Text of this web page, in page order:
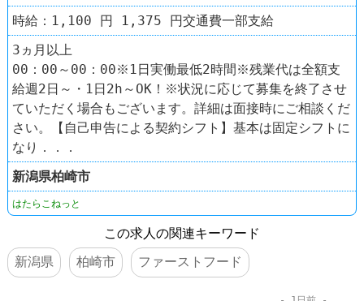
時給：1,100 円 1,375 円交通費一部支給
3ヵ月以上
00：00～00：00※1日実働最低2時間※残業代は全額支
給週2日～・1日2h～OK！※状況に応じて募集を終了させ
ていただく場合もございます。詳細は面接時にご相談くだ
さい。【自己申告による契約シフト】基本は固定シフトに
なり．．．
新潟県柏崎市
はたらこねっと
この求人の関連キーワード
新潟県
柏崎市 ファーストフード